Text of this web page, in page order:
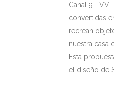
Canal 9 TVV
convertidas
recrean
nuestra casa
Esta
el diseño de